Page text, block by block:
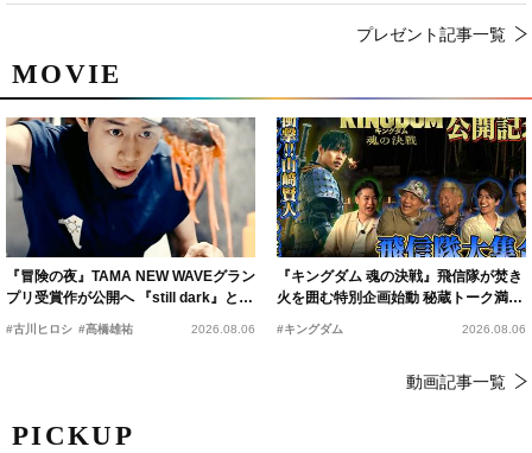
PICKUP
MOVIE
『冒険の夜』TAMA NEW WAVEグラン
プリ受賞作が公開へ 『still dark』と同
時上映決定
#古川ヒロシ #髙橋雄祐 2026.08.06
『キングダム 魂の決戦』飛信隊が焚き
火を囲む特別企画始動 秘蔵トーク満載
の“キングダムキャンプ”開催
#キングダム 2026.08.06
動画記事一覧
プレゼント記事一覧